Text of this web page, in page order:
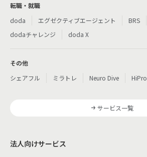
転職・就職
doda
エグゼクティブエージェント BRS
dodaチャレンジ
doda X
その他
シェアフル
ミラトレ Neuro Dive HiPro
サービス一覧
法人向けサービス